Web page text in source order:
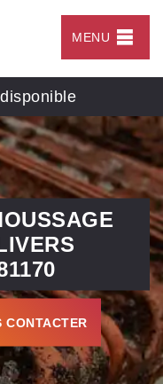
MENU
CONTACTER